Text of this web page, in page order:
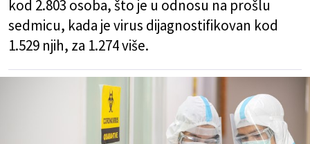
kod 2.803 osoba, što je u odnosu na prošlu
sedmicu, kada je virus dijagnostifikovan kod
1.529 njih, za 1.274 više.